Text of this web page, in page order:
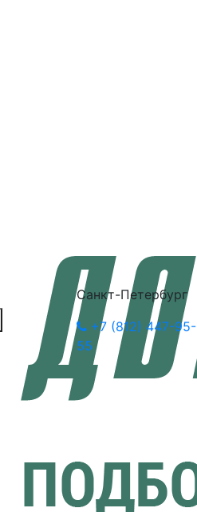
Санкт-Петербург
+7 (812) 447-95-
55